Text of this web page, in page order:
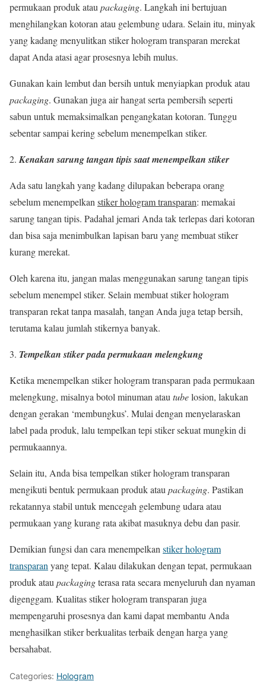
permukaan produk atau packaging. Langkah ini bertujuan
menghilangkan kotoran atau gelembung udara. Selain itu, minyak
yang kadang menyulitkan stiker hologram transparan merekat
dapat Anda atasi agar prosesnya lebih mulus.
Gunakan kain lembut dan bersih untuk menyiapkan produk atau
packaging. Gunakan juga air hangat serta pembersih seperti
sabun untuk memaksimalkan pengangkatan kotoran. Tunggu
sebentar sampai kering sebelum menempelkan stiker.
Kenakan sarung tangan tipis saat menempelkan stiker
Ada satu langkah yang kadang dilupakan beberapa orang
sebelum menempelkan stiker hologram transparan: memakai
sarung tangan tipis. Padahal jemari Anda tak terlepas dari kotoran
dan bisa saja menimbulkan lapisan baru yang membuat stiker
kurang merekat.
Oleh karena itu, jangan malas menggunakan sarung tangan tipis
sebelum menempel stiker. Selain membuat stiker hologram
transparan rekat tanpa masalah, tangan Anda juga tetap bersih,
terutama kalau jumlah stikernya banyak.
Tempelkan stiker pada permukaan melengkung
Ketika menempelkan stiker hologram transparan pada permukaan
melengkung, misalnya botol minuman atau tubelosion, lakukan
dengan gerakan ‘membungkus’. Mulai dengan menyelaraskan
label pada produk, lalu tempelkan tepi stiker sekuat mungkin di
permukaannya.
Selain itu, Anda bisa tempelkan stiker hologram transparan
mengikuti bentuk permukaan produk atau packaging. Pastikan
rekatannya stabil untuk mencegah gelembung udara atau
permukaan yang kurang rata akibat masuknya debu dan pasir.
Demikian fungsi dan cara menempelkan stiker hologram
transparan yang tepat. Kalau dilakukan dengan tepat, permukaan
produk atau packagingterasa rata secara menyeluruh dan nyaman
digenggam. Kualitas stiker hologram transparan juga
mempengaruhi prosesnya dan kami dapat membantu Anda
menghasilkan stiker berkualitas terbaik dengan harga yang
bersahabat.
Categories: Hologram